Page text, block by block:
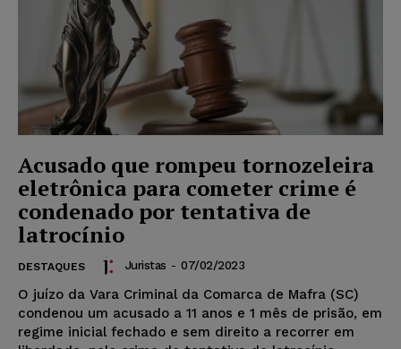
Acusado que rompeu tornozeleira
eletrônica para cometer crime é
condenado por tentativa de
latrocínio
DESTAQUES Juristas - 07/02/2023
O juízo da Vara Criminal da Comarca de Mafra (SC)
condenou um acusado a 11 anos e 1 mês de prisão, em
regime inicial fechado e sem direito a recorrer em